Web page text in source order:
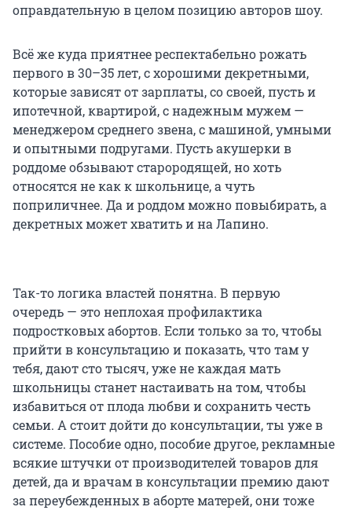
оправдательную в целом позицию авторов шоу.
Всё же куда приятнее респектабельно рожать
первого в 30–35 лет, с хорошими декретными,
которые зависят от зарплаты, со своей, пусть и
ипотечной, квартирой, с надежным мужем —
менеджером среднего звена, с машиной, умными
и опытными подругами. Пусть акушерки в
роддоме обзывают старородящей, но хоть
относятся не как к школьнице, а чуть
поприличнее. Да и роддом можно повыбирать, а
декретных может хватить и на Лапино.
Так-то логика властей понятна. В первую
очередь — это неплохая профилактика
подростковых абортов. Если только за то, чтобы
прийти в консультацию и показать, что там у
тебя, дают сто тысяч, уже не каждая мать
школьницы станет настаивать на том, чтобы
избавиться от плода любви и сохранить честь
семьи. А стоит дойти до консультации, ты уже в
системе. Пособие одно, пособие другое, рекламные
всякие штучки от производителей товаров для
детей, да и врачам в консультации премию дают
за переубежденных в аборте матерей, они тоже